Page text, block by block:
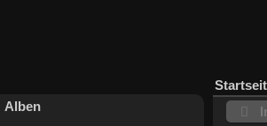
Alben